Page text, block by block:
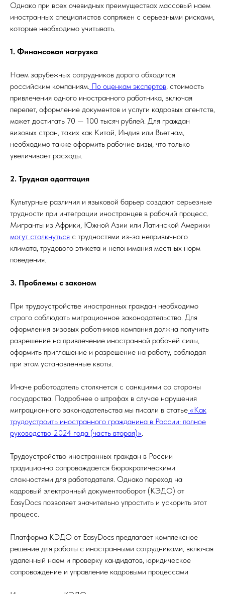
Однако при всех очевидных преимуществах массовый наем
иностранных специалистов сопряжен с серьезными рисками,
которые необходимо учитывать.
1. Финансовая нагрузка
Наем зарубежных сотрудников дорого обходится
российским компаниям. По оценкам экспертов, стоимость
привлечения одного иностранного работника, включая
перелет, оформление документов и услуги кадровых агентств,
может достигать 70 — 100 тысяч рублей. Для граждан
визовых стран, таких как Китай, Индия или Вьетнам,
необходимо также оформить рабочие визы, что только
увеличивает расходы.
2. Трудная адаптация
Культурные различия и языковой барьер создают серьезные
трудности при интеграции иностранцев в рабочий процесс.
Мигранты из Африки, Южной Азии или Латинской Америки
могут столкнуться с трудностями из-за непривычного
климата, трудового этикета и непонимания местных норм
поведения.
3. Проблемы с законом
При трудоустройстве иностранных граждан необходимо
строго соблюдать миграционное законодательство. Для
оформления визовых работников компания должна получить
разрешение на привлечение иностранной рабочей силы,
оформить приглашение и разрешение на работу, соблюдая
при этом установленные квоты.
Иначе работодатель столкнется с санкциями со стороны
государства. Подробнее о штрафах в случае нарушения
миграционного законодательства мы писали в статье «Как
трудоустроить иностранного гражданина в России: полное
руководство 2024 года (часть вторая)».
Трудоустройство иностранных граждан в России
традиционно сопровождается бюрократическими
сложностями для работодателя. Однако переход на
кадровый электронный документооборот (КЭДО) от
EasyDocs позволяет значительно упростить и ускорить этот
процесс.
Платформа КЭДО от EasyDocs предлагает комплексное
решение для работы с иностранными сотрудниками, включая
удаленный наем и проверку кандидатов, юридическое
сопровождение и управление кадровыми процессами